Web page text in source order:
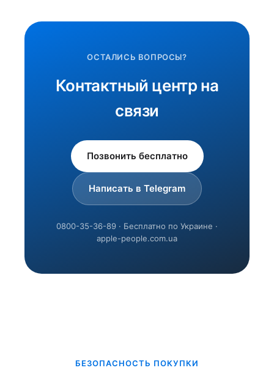
ОСТАЛИСЬ ВОПРОСЫ?
Контактный центр на
связи
Позвонить бесплатно
Написать в Telegram
0800-35-36-89 · Бесплатно по Украине ·
apple-people.com.ua
БЕЗОПАСНОСТЬ ПОКУПКИ